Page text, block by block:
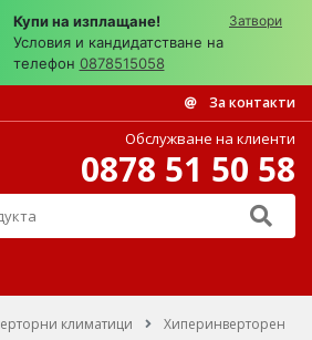
Купи на изплащане!
Условия и кандидатстване на
телефон 0878515058
Затвори
За контакти
Обслужване на клиенти
0878 51 50 58
климатици
Хиперинверторен